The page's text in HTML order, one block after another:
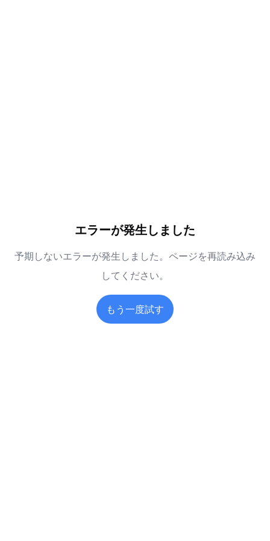
エラーが発生しました
予期しないエラーが発生しました。ページを再読み込み
してください。
もう一度試す